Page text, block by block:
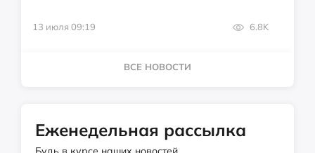
13 июля 09:19 6.8K
ВСЕ НОВОСТИ
Еженедельная рассылка